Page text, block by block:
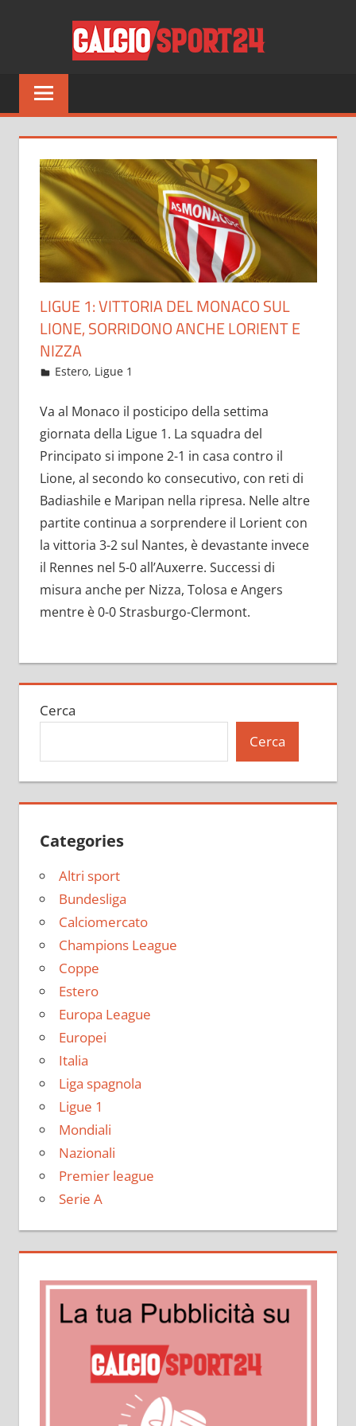
Tutto
sul
del
non
solo
LIGUE 1: VITTORIA DEL MONACO SUL
LIONE, SORRIDONO ANCHE LORIENT E
NIZZA
Settembre 12, 2022
admin
Estero, Ligue 1
Va al Monaco il posticipo della settima
giornata della Ligue 1. La squadra del
Principato si impone 2-1 in casa contro il
Lione, al secondo ko consecutivo, con reti di
Badiashile e Maripan nella ripresa. Nelle altre
partite continua a sorprendere il Lorient con
la vittoria 3-2 sul Nantes, è devastante invece
il Rennes nel 5-0 all’Auxerre. Successi di
misura anche per Nizza, Tolosa e Angers
mentre è 0-0 Strasburgo-Clermont.
Cerca
Cerca
Categories
Altri sport
Bundesliga
Calciomercato
Champions League
Coppe
Estero
Europa League
Europei
Italia
Liga spagnola
Ligue 1
Mondiali
Nazionali
Premier league
Serie A